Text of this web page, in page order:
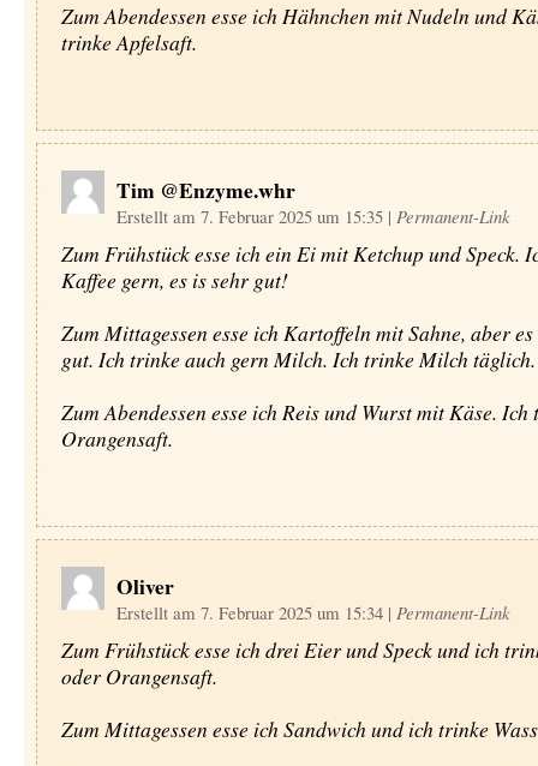
Zum Abendessen esse ich Hähnchen mit Nudeln und
trinke Apfelsaft.
Tim @Enzyme.whr
Erstellt am 7. Februar 2025 um 15:35 | Permanent-Link
Zum Frühstück esse ich ein Ei mit Ketchup und Speck.
Kaffee gern, es is sehr gut!
Zum Mittagessen esse ich Kartoffeln mit Sahne, aber
gut. Ich trinke auch gern Milch. Ich trinke Milch täglich.
Zum Abendessen esse ich Reis und Wurst mit Käse. Ich
Orangensaft.
Oliver
Erstellt am 7. Februar 2025 um 15:34 | Permanent-Link
Zum Frühstück esse ich drei Eier und Speck und ich
oder Orangensaft.
Zum Mittagessen esse ich Sandwich und ich trinke